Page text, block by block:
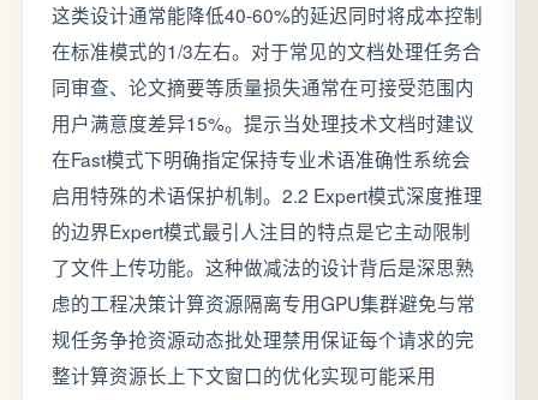
这类设计通常能降低40-60%的延迟同时将成本控制
在标准模式的1/3左右。对于常见的文档处理任务合
同审查、论文摘要等质量损失通常在可接受范围内
用户满意度差异15%。提示当处理技术文档时建议
在Fast模式下明确指定保持专业术语准确性系统会
启用特殊的术语保护机制。2.2 Expert模式深度推理
的边界Expert模式最引人注目的特点是它主动限制
了文件上传功能。这种做减法的设计背后是深思熟
虑的工程决策计算资源隔离专用GPU集群避免与常
规任务争抢资源动态批处理禁用保证每个请求的完
整计算资源长上下文窗口的优化实现可能采用